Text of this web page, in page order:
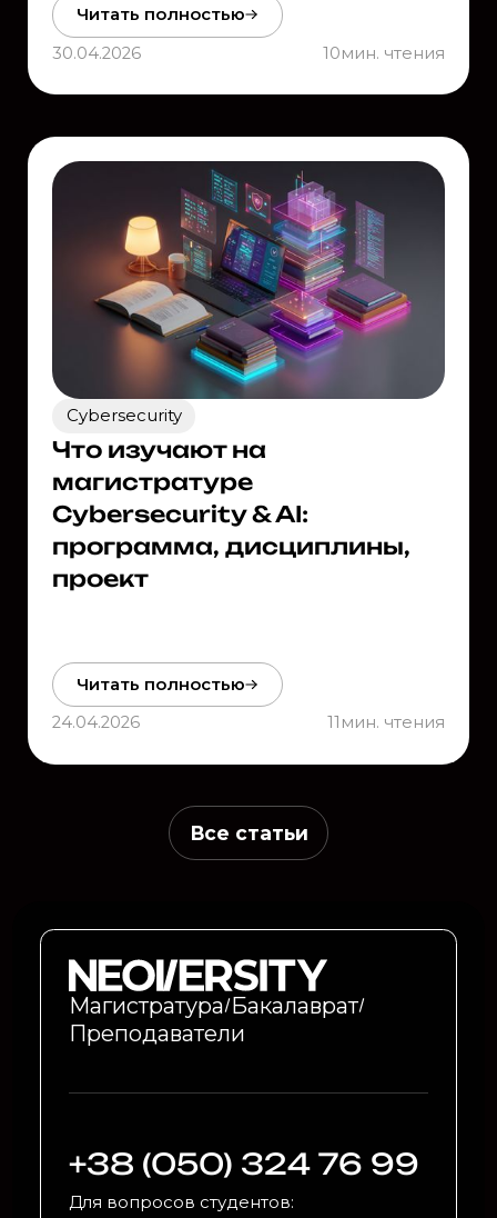
Читать полностью
30.04.2026
10мин. чтения
Cybersecurity
Что изучают на
магистратуре
Cybersecurity & AI:
программа, дисциплины,
проект
Читать полностью
24.04.2026
11 мин. чтения
Все статьи
Магистратура Бакалаврат
Преподаватели
+38 (050) 324 76 99
Для вопросов студентов: